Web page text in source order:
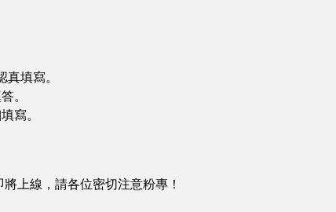
真填寫。
。
寫。
上線，請各位密切注意粉專！